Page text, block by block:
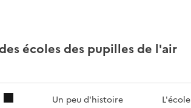
écoles des pupilles de l'air
Un peu d'histoire L'école